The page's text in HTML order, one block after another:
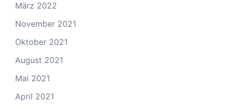
März 2022
November 2021
Oktober 2021
August 2021
Mai 2021
April 2021